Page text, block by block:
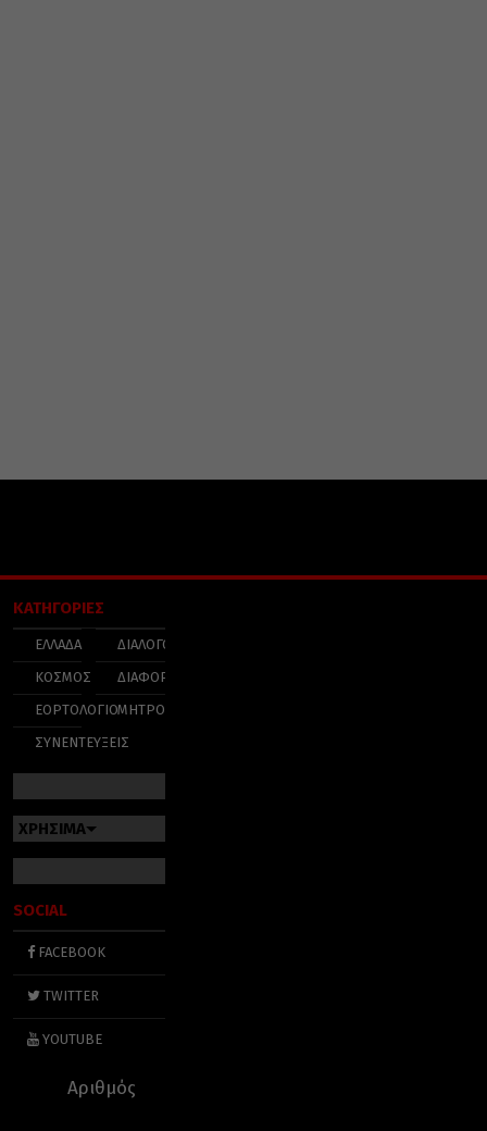
ΚΑΤΗΓΟΡΙΕΣ
ΕΛΛΑΔΑ
ΚΟΣΜΟΣ
ΕΟΡΤΟΛΟΓΙΟ
ΣΥΝΕΝΤΕΥΞΕΙΣ
ΔΙΑΛΟΓΟΣ
ΔΙΑΦΟΡΑ
ΜΗΤΡΟΠΟΛΕΙΣ
ΧΡΗΣΙΜΑ
SOCIAL
FACEBOOK
TWITTER
YOUTUBE
Αριθμός